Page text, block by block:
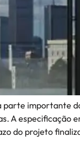
importante
A especificação
do projeto